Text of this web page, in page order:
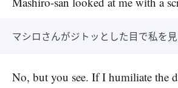
マシロさんがジトッとした目で私を見
No, but you see. If I humiliate the